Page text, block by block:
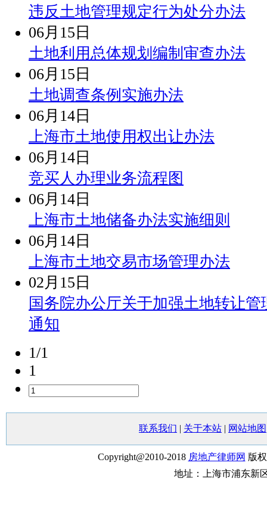
违反土地管理规定行为处分办法
06月15日
土地利用总体规划编制审查办法
06月15日
土地调查条例实施办法
06月14日
上海市土地使用权出让办法
06月14日
竞买人办理业务流程图
06月14日
上海市土地储备办法实施细则
06月14日
上海市土地交易市场管理办法
02月15日
国务院办公厅关于加强土地转让
通知
1/1
1
联系我们 | 关于本站 | 网站地图
Copyright@2010-2018 房地产律师网 版
地址：上海市浦东新